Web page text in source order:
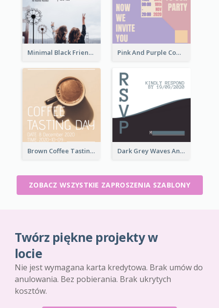
Minimal Black Friendsgiving Invitation Pink And Purple Come To our Party Invitation
Brown Coffee Tasting Day In December Invitation Dark Grey Waves And Curves Invitation
ZOBACZ WSZYSTKIE ZAPROSZENIA SZABLONY
Twórz piękne projekty w
locie
Nie jest wymagana karta kredytowa. Brak umów do
anulowania. Bez pobierania. Brak ukrytych
kosztów.